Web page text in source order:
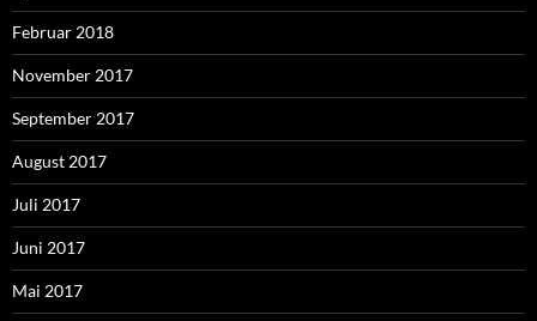
Februar 2018
November 2017
September 2017
August 2017
Juli 2017
Juni 2017
Mai 2017